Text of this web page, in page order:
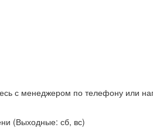
с менеджером по телефону или
(Выходные: сб, вс)